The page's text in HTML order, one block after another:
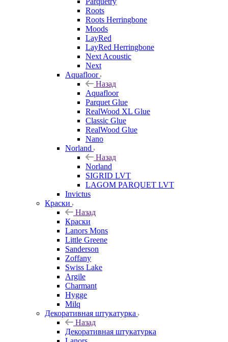
Roots
Roots Herringbone
Moods
LayRed
LayRed Herringbone
Next Acoustic
Next
Aquafloor
Назад
Aquafloor
Parquet Glue
RealWood XL Glue
Classic Glue
RealWood Glue
Nano
Norland
Назад
Norland
SIGRID LVT
LAGOM PARQUET LVT
Invictus
Краски
Назад
Краски
Lanors Mons
Little Greene
Sanderson
Zoffany
Swiss Lake
Argile
Charmant
Hygge
Milq
Декоративная штукатурка
Назад
Декоративная штукатурка